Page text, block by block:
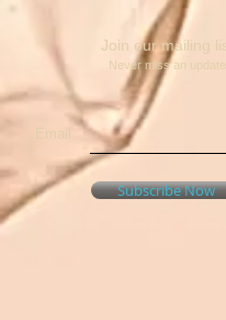
Join our mailing list
Never miss an update
Subscribe Now